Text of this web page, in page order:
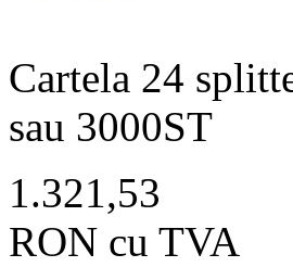
Cartela 24
sau 3000ST
1.321,53
RON cu TVA